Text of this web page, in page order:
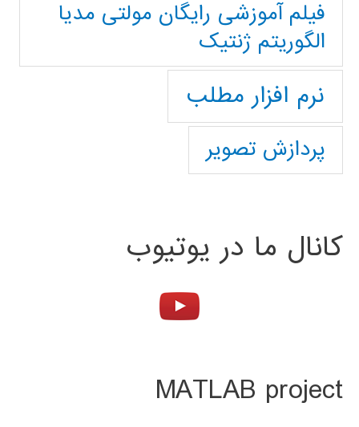
فیلم آموزشی رایگان مولتی مدیا
الگوریتم ژنتیک
نرم افزار مطلب
پردازش تصویر
کانال ما در یوتیوب
MATLAB project